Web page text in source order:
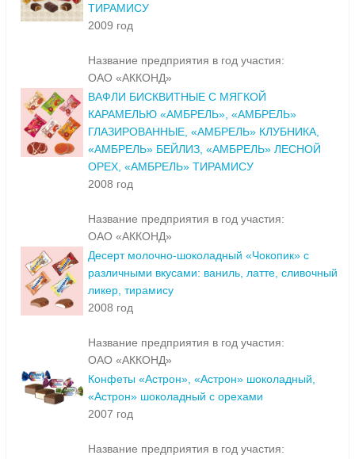
ТИРАМИСУ
2009 год
Название предприятия в год участия:
ОАО «АККОНД»
ВАФЛИ БИСКВИТНЫЕ С МЯГКОЙ
КАРАМЕЛЬЮ «АМБРЕЛЬ», «АМБРЕЛЬ»
ГЛАЗИРОВАННЫЕ, «АМБРЕЛЬ» КЛУБНИКА,
«АМБРЕЛЬ» БЕЙЛИЗ, «АМБРЕЛЬ» ЛЕСНОЙ
ОРЕХ, «АМБРЕЛЬ» ТИРАМИСУ
2008 год
Название предприятия в год участия:
ОАО «АККОНД»
Десерт молочно-шоколадный «Чокопик» с
различными вкусами: ваниль, латте, сливочный
ликер, тирамису
2008 год
Название предприятия в год участия:
ОАО «АККОНД»
Конфеты «Астрон», «Астрон» шоколадный,
«Астрон» шоколадный с орехами
2007 год
Название предприятия в год участия: